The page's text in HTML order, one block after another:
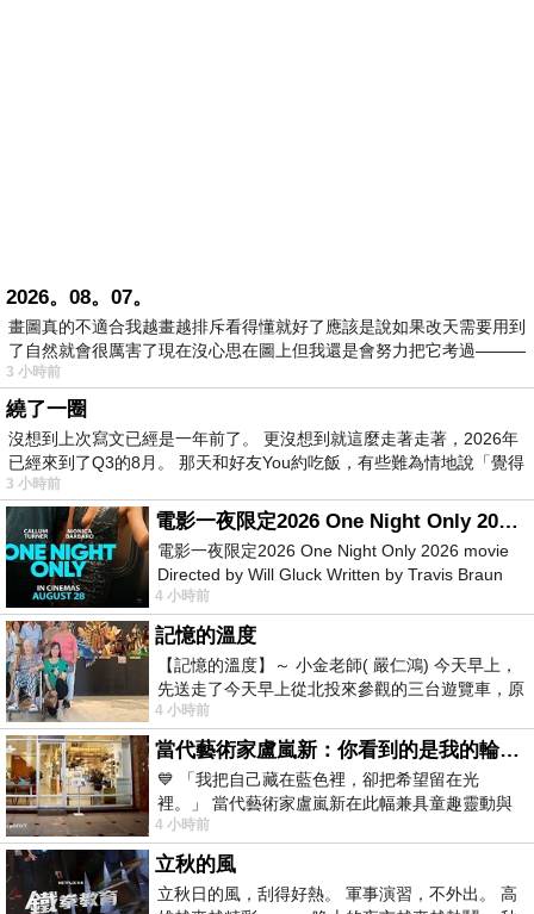
2026。08。07。
畫圖真的不適合我越畫越排斥看得懂就好了應該是說如果改天需要用到
了自然就會很厲害了現在沒心思在圖上但我還是會努力把它考過———
3 小時前
繞了一圈
沒想到上次寫文已經是一年前了。 更沒想到就這麼走著走著，2026年
已經來到了Q3的8月。 那天和好友You約吃飯，有些難為情地說「覺得
3 小時前
電影一夜限定2026 One Night Only 2026 movie
電影一夜限定2026 One Night Only 2026 movie
Directed by Will Gluck Written by Travis Braun
Starring Monica Barbaro
4 小時前
記憶的溫度
【記憶的溫度】～ 小金老師( 嚴仁鴻) 今天早上，
先送走了今天早上從北投來參觀的三台遊覽車，原
以為展場已經差不多要安靜下來，卻發
4 小時前
當代藝術家盧嵐新：你看到的是我的輪廓，還是你的故事？——藏在藍色裡的希望與光
💙 「我把自己藏在藍色裡，卻把希望留在光
裡。」 當代藝術家盧嵐新在此幅兼具童趣靈動與
抽象韻味的新作中，用湛藍的羽翼般色塊包覆著
4 小時前
立秋的風
立秋日的風，刮得好熱。 軍事演習，不外出。 高